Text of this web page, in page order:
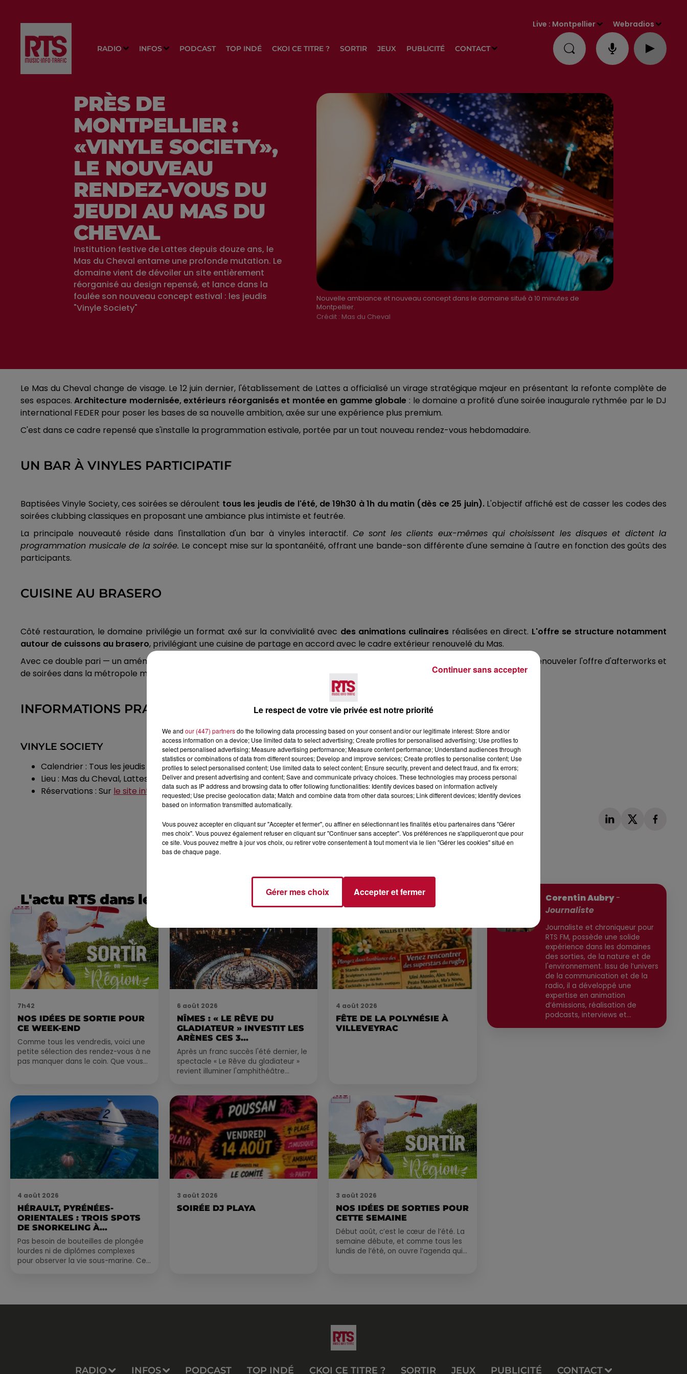
RADIO INFOS PODCAST TOP INDÉ CKOI CE TITRE ? SORTIR JEUX PUBLICITÉ CONTACT
Live : Montpellier Webradios
Nouvelle ambiance et nouveau concept dans le domaine situé à 10 minutes de
Montpellier.
Crédit : Mas du Cheval
PRÈS DE
MONTPELLIER :
«VINYLE SOCIETY»,
LE NOUVEAU
RENDEZ-VOUS DU
JEUDI AU MAS DU
CHEVAL
Institution festive de Lattes depuis douze ans, le
Mas du Cheval entame une profonde mutation. Le
domaine vient de dévoiler un site entièrement
réorganisé au design repensé, et lance dans la
foulée son nouveau concept estival : les jeudis
"Vinyle Society"
Le Mas du Cheval change de visage. Le 12 juin dernier, l'établissement de Lattes a officialisé un virage stratégique majeur en présentant la refonte complète de
ses espaces.Architecture modernisée, extérieurs réorganisés et montée en gamme globale : le domaine a profité d'une soirée inaugurale rythmée par le DJ
international FEDER pour poser les bases de sa nouvelle ambition, axée sur une expérience plus premium.
C'est dans ce cadre repensé que s'installe la programmation estivale, portée par un tout nouveau rendez-vous hebdomadaire.
UN BAR À VINYLES PARTICIPATIF
Baptisées Vinyle Society, ces soirées se déroulent tous les jeudis de l'été, de 19h30 à 1h du matin (dès ce 25 juin). L'objectif affiché est de casser les codes des
soirées clubbing classiques en proposant une ambiance plus intimiste et feutrée.
La principale nouveauté réside dans l'installation d'un bar à vinyles interactif. Ce sont les clients eux-mêmes qui choisissent les disques et dictent la
programmation musicale de la soirée. Le concept mise sur la spontanéité, offrant une bande-son différente d'une semaine à l'autre en fonction des goûts des
participants.
CUISINE AU BRASERO
Côté restauration, le domaine privilégie un format axé sur la convivialité avec des animations culinaires réalisées en direct. L'offre se structure notamment
autour de cuissons au brasero, privilégiant une cuisine de partage en accord avec le cadre extérieur renouvelé du Mas.
Avec ce double pari — un aménagement haut de gamme et un format de soirée participatif —, le domaine de Lattes cherche à renouveler l'offre d'afterworks et
de soirées dans la métropole montpelliéraine.
INFORMATIONS PRATIQUES
VINYLE SOCIETY
Calendrier : Tous les jeudis de l'été, de 19h30 à 1h00
Lieu : Mas du Cheval, Lattes (34)
Réservations : Sur le site internet du Mas du Cheval
L'actu RTS dans le Sud
7h42
NOS IDÉES DE SORTIE POUR
CE WEEK-END
Comme tous les vendredis, voici une
petite sélection des rendez-vous à ne
pas manquer dans le coin. Que vous
6 août 2026
NÎMES : « LE RÊVE DU
GLADIATEUR » INVESTIT LES
ARÈNES CES 3...
Après un franc succès l'été dernier, le
spectacle « Le Rêve du gladiateur »
revient illuminer l'amphithéâtre
4 août 2026
FÊTE DE LA POLYNÉSIE À
VILLEVEYRAC
4 août 2026
HÉRAULT, PYRÉNÉES-
ORIENTALES : TROIS SPOTS
DE SNORKELING À
EXPLORER...
Pas besoin de bouteilles de plongée
lourdes ni de diplômes complexes
pour observer la vie sous-marine. Cet
3 août 2026
SOIRÉE DJ PLAYA
3 août 2026
NOS IDÉES DE SORTIES POUR
CETTE SEMAINE
Début août, c’est le cœur de l’été. La
semaine débute, et comme tous les
lundis de l’été, on ouvre l’agenda qui
Corentin Aubry-
Journaliste
Journaliste et chroniqueur pour
RTS FM, possède une solide
expérience dans les domaines
des sorties, de la nature et de
l'environnement. Issu de l’univers
de la communication et de la
radio, il a développé une
expertise en animation
d’émissions, réalisation de
podcasts, interviews et
RADIO INFOS PODCAST TOP INDÉ CKOI CE TITRE ? SORTIR JEUX PUBLICITÉ CONTACT
Le respect de votre vie privée est notre priorité
We and our (447) partnersdo the following data processing based on your consent and/or our legitimate interest: Store and/or
access information on a device; Use limited data to select advertising; Create profiles for personalised advertising; Use profiles to
select personalised advertising; Measure advertising performance; Measure content performance; Understand audiences through
statistics or combinations of data from different sources; Develop and improve services; Create profiles to personalise content; Use
profiles to select personalised content; Use limited data to select content; Ensure security, prevent and detect fraud, and fix errors;
Deliver and present advertising and content; Save and communicate privacy choices. These technologies may process personal
data such as IP address and browsing data to offer following functionalities: Identify devices based on information actively
requested; Use precise geolocation data; Match and combine data from other data sources; Link different devices; Identify devices
based on information transmitted automatically.
Vous pouvez accepter en cliquant sur "Accepter et fermer", ou affiner en sélectionnant les finalités et/ou partenaires dans "Gérer
mes choix". Vous pouvez également refuser en cliquant sur "Continuer sans accepter". Vos préférences ne s'appliqueront que pour
ce site. Vous pouvez mettre à jour vos choix, ou retirer votre consentement à tout moment via le lien "Gérer les cookies" situé en
bas de chaque page.
Gérer mes choix Accepter et fermer
Continuer sans accepter